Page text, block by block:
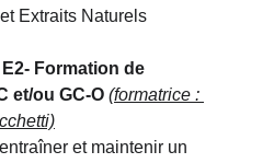
Extraits Naturels
Formation de
et/ou GC-O (formatrice :
et maintenir un